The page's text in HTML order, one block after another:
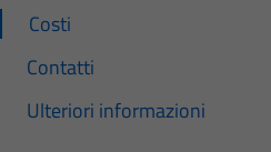
Costi
Contatti
Ulteriori informazioni